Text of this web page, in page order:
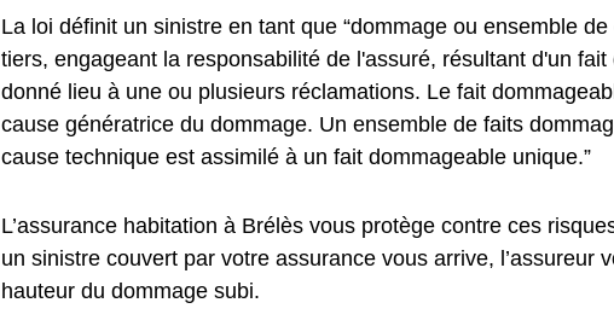
La loi définit un sinistre en tant que “dommage ou ensemble
tiers, engageant la responsabilité de l'assuré, résultant d'un
donné lieu à une ou plusieurs réclamations. Le fait
cause génératrice du dommage. Un ensemble de faits
cause technique est assimilé à un fait dommageable unique.”
L’assurance habitation à Brélès vous protège contre ces
un sinistre couvert par votre assurance vous arrive, l’assureur
hauteur du dommage subi.